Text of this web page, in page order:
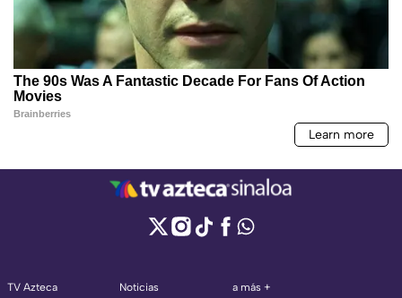
TV Azteca
Noticias
a más +